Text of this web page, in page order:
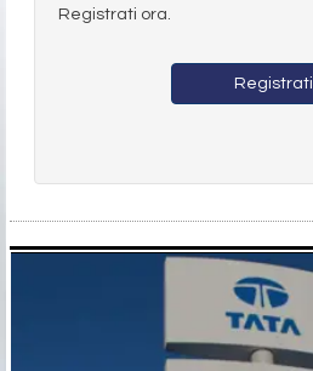
Registrati ora.
Registrati